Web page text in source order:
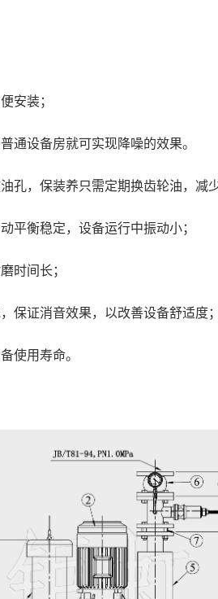
安装；
通设备房就可实现降噪的效果。
孔，保装养只需定期换齿轮油，减
平衡稳定，设备运行中振动小；
时间长；
保证消音效果，以改善设备舒适度；
使用寿命。